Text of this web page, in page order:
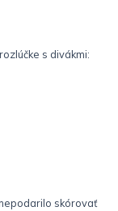
s divákmi:
skórovať